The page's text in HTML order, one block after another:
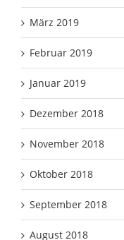
März 2019
Februar 2019
Januar 2019
Dezember 2018
November 2018
Oktober 2018
September 2018
August 2018